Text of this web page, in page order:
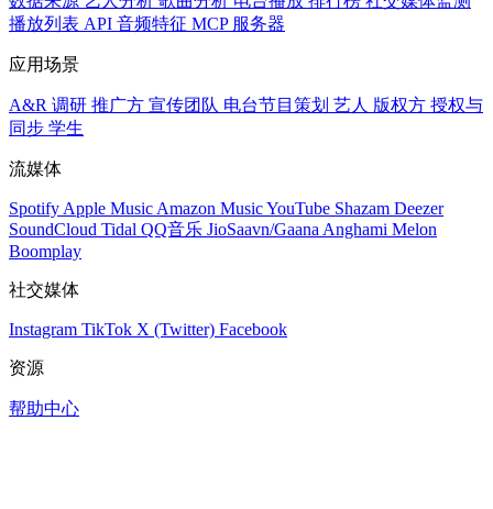
播放列表 API 音频特征 MCP 服务器
应用场景
A&R 调研 推广方 宣传团队 电台节目策划 艺人 版权方 授权与
同步 学生
流媒体
Spotify Apple Music Amazon MusicYouTube Shazam Deezer
SoundCloud Tidal QQ音乐 JioSaavn/Gaana Anghami Melon
Boomplay
社交媒体
Instagram TikTok X (Twitter) Facebook
资源
帮助中心